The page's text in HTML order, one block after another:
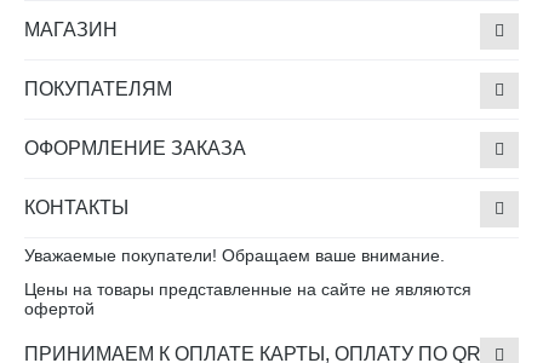
МАГАЗИН
ПОКУПАТЕЛЯМ
ОФОРМЛЕНИЕ ЗАКАЗА
КОНТАКТЫ
Уважаемые покупатели! Обращаем ваше внимание.
Цены на товары представленные на сайте не являются
офертой
ПРИНИМАЕМ К ОПЛАТЕ КАРТЫ, ОПЛАТУ ПО QR